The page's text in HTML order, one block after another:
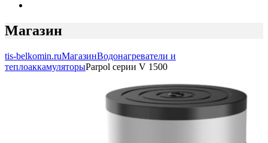
Магазин
tis-belkomin.ruМагазинВодонагреватели и
теплоаккамуляторыParpol серии V 1500